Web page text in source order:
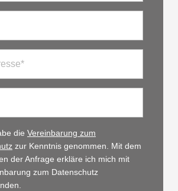
die Vereinbarung zum
zur Kenntnis genommen. Mit dem
der Anfrage erkläre ich mich mit
zum Datenschutz